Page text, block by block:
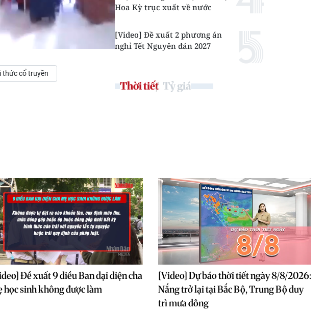
thức cổ truyền
Hoa Kỳ trục xuất về nước
[Video] Đề xuất 2 phương án
nghỉ Tết Nguyên đán 2027
Thời tiết Tỷ giá
Đề xuất 9 điều Ban đại diện cha
học sinh không được làm
[Video] Dự báo thời tiết ngày 8/8/2026:
Nắng trở lại tại Bắc Bộ, Trung Bộ duy
trì mưa dông